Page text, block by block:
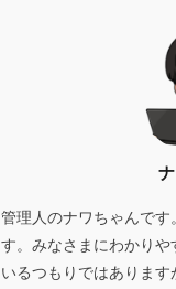
管理人のナワちゃんで
す。みなさまにわかり
いるつもりではありま